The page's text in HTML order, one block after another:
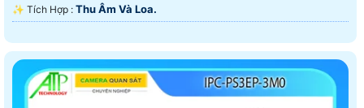
️✨ Tích Hợp : Thu Âm Và Loa.